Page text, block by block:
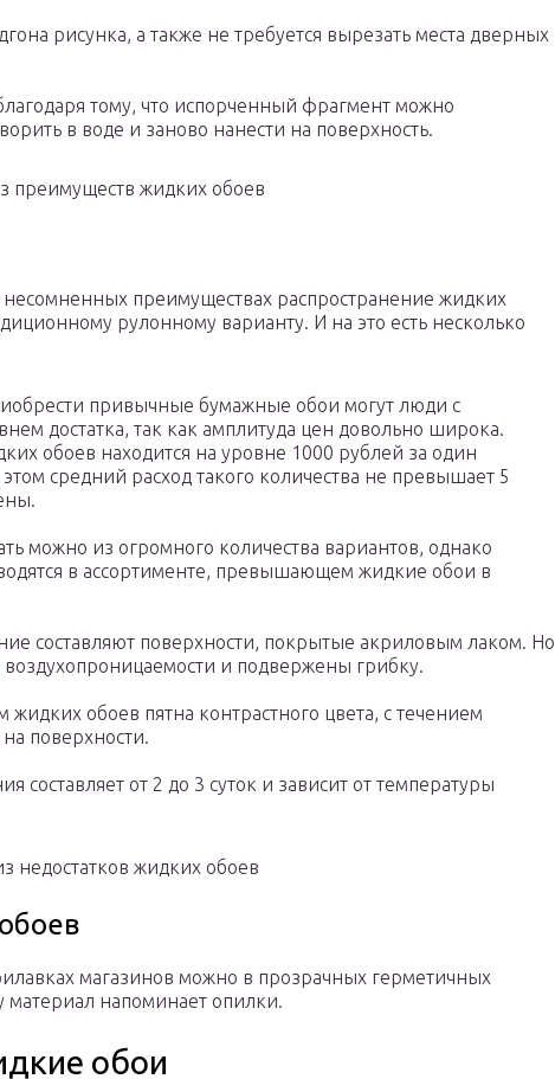
рисунка, а также не требуется вырезать места дверных
тому, что испорченный фрагмент можно
в воде и заново нанести на поверхность.
преимуществ жидких обоев
преимуществах распространение жидких
рулонному варианту. И на это есть несколько
привычные бумажные обои могут люди с
достатка, так как амплитуда цен довольно широка.
обоев находится на уровне 1000 рублей за один
средний расход такого количества не превышает 5
можно из огромного количества вариантов, однако
в ассортименте, превышающем жидкие обои в
составляют поверхности, покрытые акриловым лаком. Но
и подвержены грибку.
обоев пятна контрастного цвета, с течением
поверхности.
составляет от 2 до 3 суток и зависит от температуры
недостатков жидких обоев
магазинов можно в прозрачных герметичных
напоминает опилки.
обои